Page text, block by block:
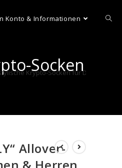
Konto & Informationen
Socken
stylische Krypto-Socken für Damen &
Allover-